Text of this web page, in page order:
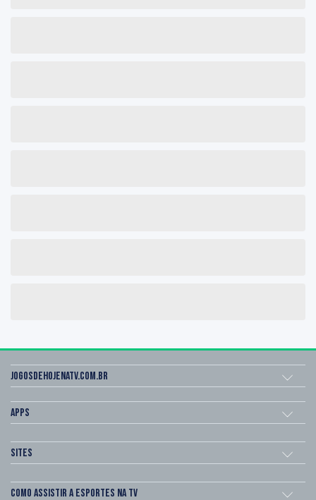
Jogosdehojenatv.com.br
Apps
Sites
Como assistir a esportes na TV